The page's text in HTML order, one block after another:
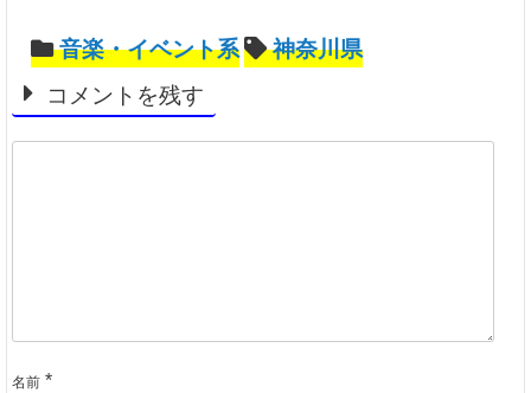
音楽・イベント系
神奈川県
コメントを残す
名前 *